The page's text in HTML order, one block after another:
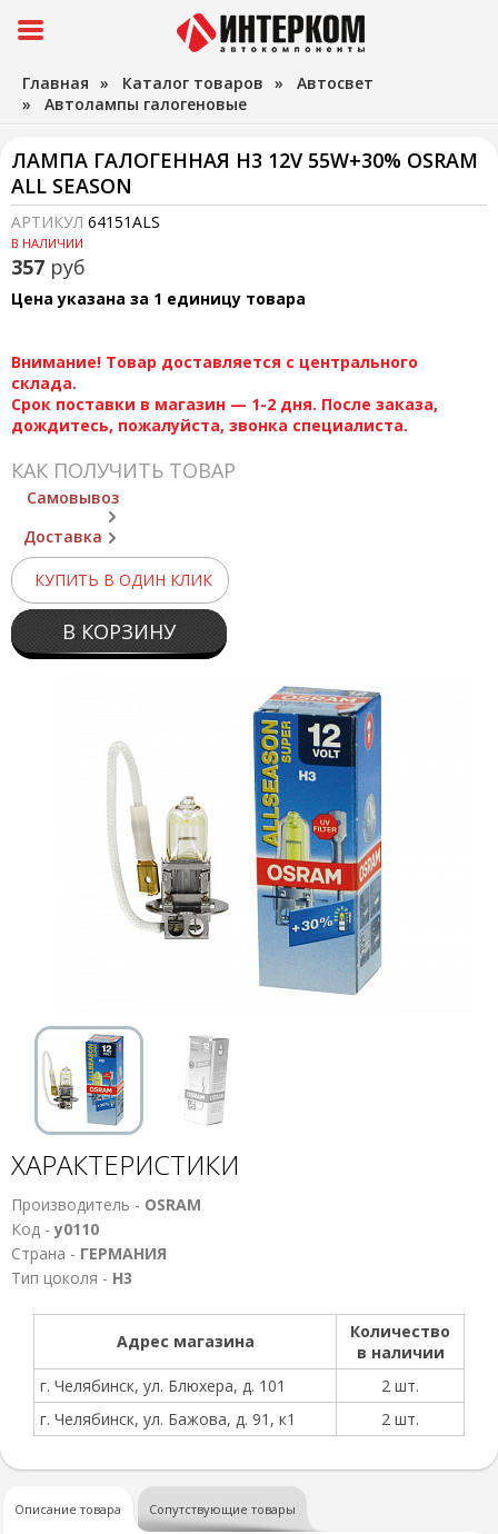
Главная » Каталог товаров » Автосвет
» Автолампы галогеновые
ЛАМПА ГАЛОГЕННАЯ H3 12V 55W+30% OSRAM
ALL SEASON
АРТИКУЛ 64151ALS
В НАЛИЧИИ
357 руб
Цена указана за 1 единицу товара
Внимание! Товар доставляется с центрального
склада.
Срок поставки в магазин — 1-2 дня. После заказа,
дождитесь, пожалуйста, звонка специалиста.
КАК ПОЛУЧИТЬ ТОВАР
Самовывоз
Доставка
КУПИТЬ В ОДИН КЛИК
В КОРЗИНУ
ХАРАКТЕРИСТИКИ
Производитель - OSRAM
Код -у0110
Страна - ГЕРМАНИЯ
Тип цоколя - Н3
Адрес магазина
Количество
в наличии
г. Челябинск, ул. Блюхера, д. 101
2 шт.
г. Челябинск, ул. Бажова, д. 91, к1
2 шт.
Описание товара Сопутствующие товары